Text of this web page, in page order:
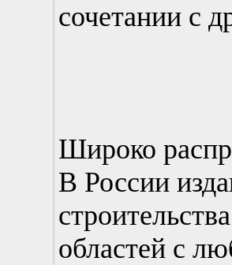
сочетании с
Широко
В России
областей с